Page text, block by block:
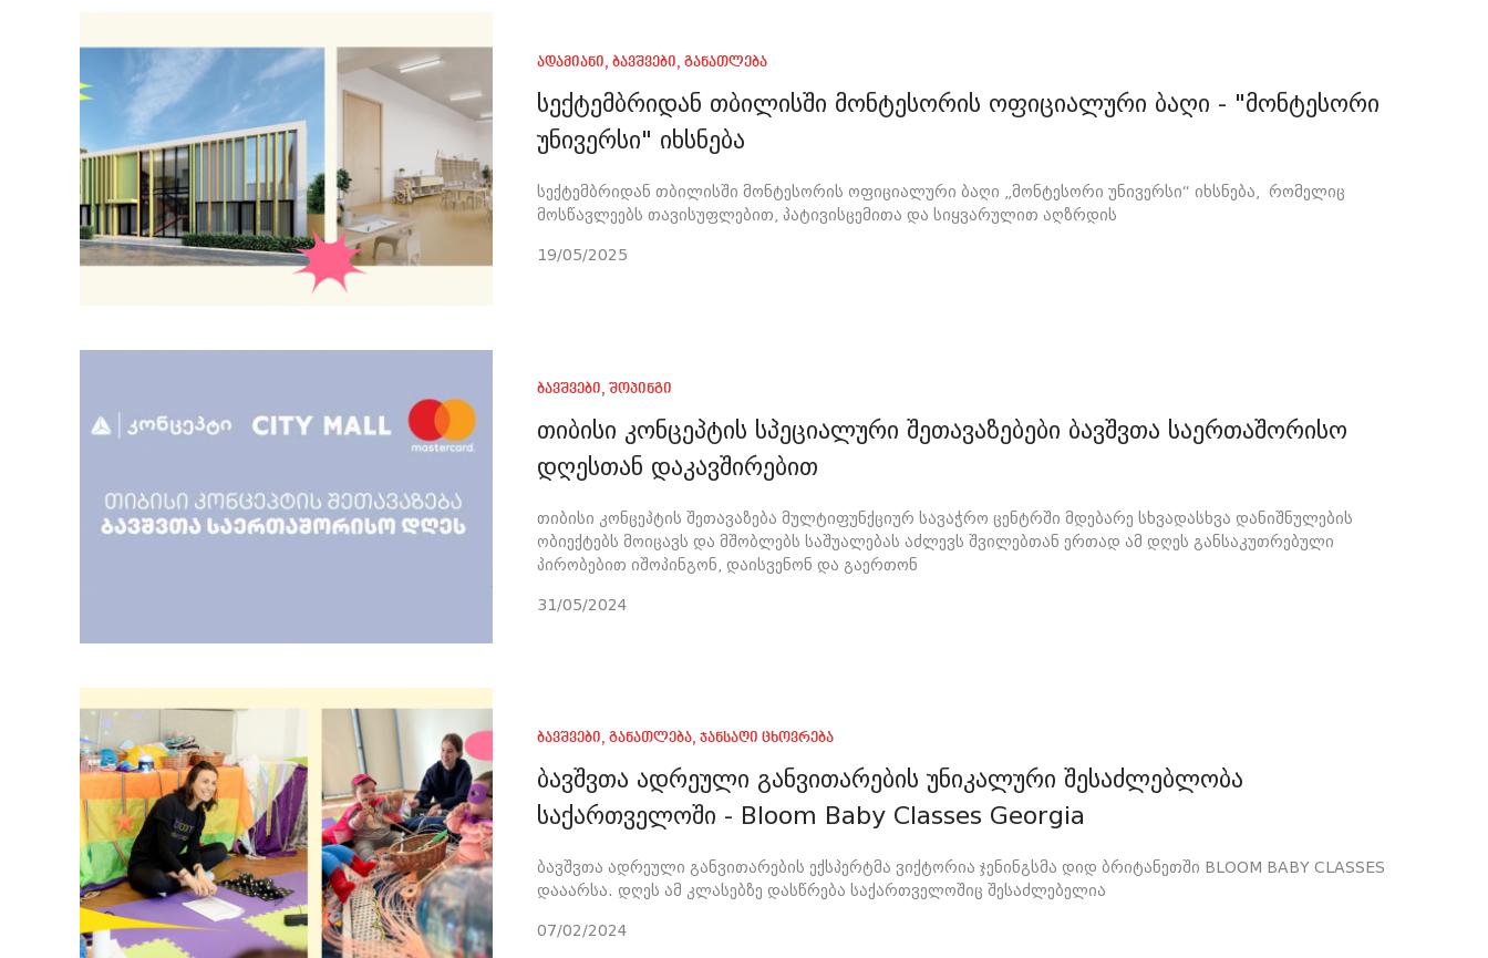
ადამიანი,ბავშვები,განათლება
სექტემბრიდან თბილისში მონტესორის ოფიციალური ბაღი - "მონტესორი
უნივერსი" იხსნება
სექტემბრიდან თბილისში მონტესორის ოფიციალური ბაღი „მონტესორი უნივერსი“ იხსნება, რომელიც
მოსწავლეებს თავისუფლებით, პატივისცემითა და სიყვარულით აღზრდის
19/05/2025
ბავშვები,შოპინგი
თიბისი კონცეპტის სპეციალური შეთავაზებები ბავშვთა საერთაშორისო
დღესთან დაკავშირებით
თიბისი კონცეპტის შეთავაზება მულტიფუნქციურ სავაჭრო ცენტრში მდებარე სხვადასხვა დანიშნულების
ობიექტებს მოიცავს და მშობლებს საშუალებას აძლევს შვილებთან ერთად ამ დღეს განსაკუთრებული
პირობებით იშოპინგონ, დაისვენონ და გაერთონ
31/05/2024
ბავშვები,განათლება,ჯანსაღი ცხოვრება
ბავშვთა ადრეული განვითარების უნიკალური შესაძლებლობა
საქართველოში - Bloom Baby Classes Georgia
ბავშვთა ადრეული განვითარების ექსპერტმა ვიქტორია ჯენინგსმა დიდ ბრიტანეთში BLOOM BABY CLASSES
დააარსა. დღეს ამ კლასებზე დასწრება საქართველოშიც შესაძლებელია
07/02/2024